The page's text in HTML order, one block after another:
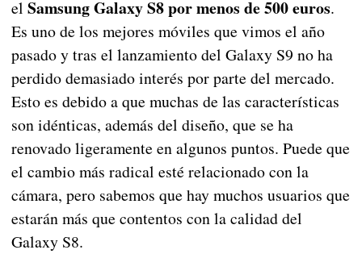
el Samsung Galaxy S8 por menos de 500 euros.
Es uno de los mejores móviles que vimos el año
pasado y tras el lanzamiento del Galaxy S9 no ha
perdido demasiado interés por parte del mercado.
Esto es debido a que muchas de las características
son idénticas, además del diseño, que se ha
renovado ligeramente en algunos puntos. Puede que
el cambio más radical esté relacionado con la
cámara, pero sabemos que hay muchos usuarios que
estarán más que contentos con la calidad del
Galaxy S8.